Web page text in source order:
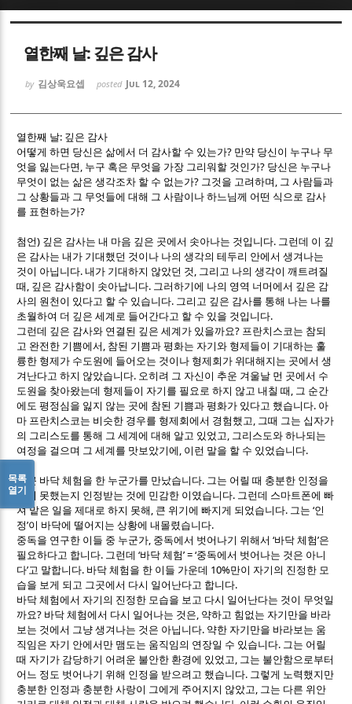
열한째 날: 깊은 감사
by 김상욱요셉 posted Jul 12, 2024
열한째 날: 깊은 감사
어떻게 하면 당신은 삶에서 더 감사할 수 있는가? 만약 당신이 누구나 무
엇을 잃는다면 , 누구 혹은 무엇을 가장 그리워할 것인가? 당신은 누구나
무엇이 없는 삶은 생각조차 할 수 없는가? 그것을 고려하며 , 그 사람들과
그 상황들과 그 무엇들에 대해 그 사람이나 하느님께 어떤 식으로 감사
를 표현하는가?
첨언) 깊은 감사는 내 마음 깊은 곳에서 솟아나는 것입니다. 그런데 이 깊
은 감사는 내가 기대했던 것이나 나의 생각의 테두리 안에서 생겨나는
것이 아닙니다.내가 기대하지 않았던 것 , 그리고 나의 생각이 깨트려질
때 , 깊은 감사함이 솟아납니다. 그러하기에 나의 영역 너머에서 깊은 감
사의 원천이 있다고 할 수 있습니다. 그리고 깊은 감사를 통해 나는 나를
초월하여 더 깊은 세계로 들어간다고 할 수 있을 것입니다.
그런데 깊은 감사와 연결된 깊은 세계가 있을까요? 프란치스코는 참되
고 완전한 기쁨에서 , 참된 기쁨과 평화는 자기와 형제들이 기대하는 훌
륭한 형제가 수도원에 들어오는 것이나 형제회가 위대해지는 곳에서 생
겨난다고 하지 않았습니다. 오히려 그 자신이 추운 겨울날 먼 곳에서 수
도원을 찾아왔는데 형제들이 자기를 필요로 하지 않고 내칠 때 , 그 순간
에도 평정심을 잃지 않는 곳에 참된 기쁨과 평화가 있다고 했습니다. 아
마 프란치스코는 비슷한 경우를 형제회에서 경험했고 , 그때 그는 십자가
의 그리스도를 통해 그 세계에 대해 알고 있었고 , 그리스도와 하나되는
여정을 걸으며 그 세계를 맛보았기에 , 이런 말을 할 수 있었습니다.
최근 바닥 체험을 한 누군가를 만났습니다. 그는 어릴 때 충분한 인정을
받지 못했는지 인정받는 것에 민감한 이였습니다. 그런데 스마트폰에 빠
져 맡은 일을 제대로 하지 못해 , 큰 위기에 빠지게 되었습니다. 그는‘인
정’이 바닥에 떨어지는 상황에 내몰렸습니다.
중독을 연구한 이들 중 누군가, 중독에서 벗어나기 위해서‘바닥 체험’은
필요하다고 합니다. 그런데‘바닥 체험’ = ‘중독에서 벗어나는 것은 아니
다’고 말합니다. 바닥 체험을 한 이들 가운데 10%만이 자기의 진정한 모
습을 보게 되고 그곳에서 다시 일어난다고 합니다.
바닥 체험에서 자기의 진정한 모습을 보고 다시 일어난다는 것이 무엇일
까요? 바닥 체험에서 다시 일어나는 것은, 약하고 힘없는 자기만을 바라
보는 것에서 그냥 생겨나는 것은 아닙니다. 약한 자기만을 바라보는 움
직임은 자기 안에서만 맴도는 움직임의 연장일 수 있습니다. 그는 어릴
때 자기가 감당하기 어려운 불안한 환경에 있었고 , 그는 불안함으로부터
어느 정도 벗어나기 위해 인정을 받으려고 했습니다. 그렇게 노력했지만
충분한 인정과 충분한 사랑이 그에게 주어지지 않았고 , 그는 다른 위안
목록
열기
Sketchbook5, 스케치북5
Sketchbook5, 스케치북5
Sketchbook5, 스케치북5
Sketchbook5, 스케치북5